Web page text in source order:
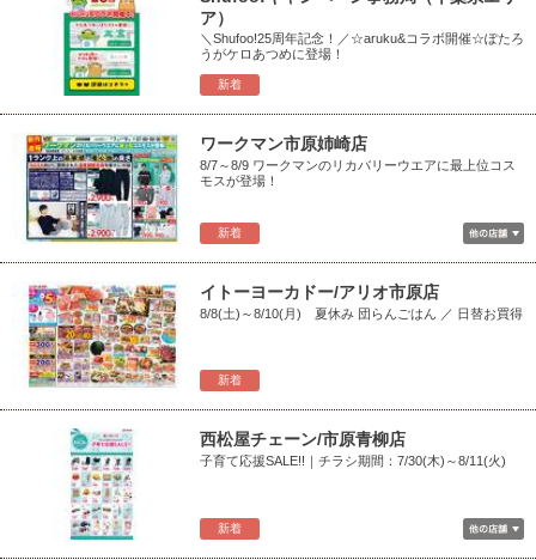
新着
ア）
＼Shufoo!25周年記念！／☆aruku&コラボ開催☆ぽたろ
うがケロあつめに登場！
新着
ワークマン市原姉崎店
8/7～8/9 ワークマンのリカバリーウエアに最上位コス
モスが登場！
新着
イトーヨーカドー/アリオ市原店
8/8(土)～8/10(月) 夏休み 団らんごはん ／ 日替お買得
新着
西松屋チェーン/市原青柳店
子育て応援SALE!!｜チラシ期間：7/30(木)～8/11(火)